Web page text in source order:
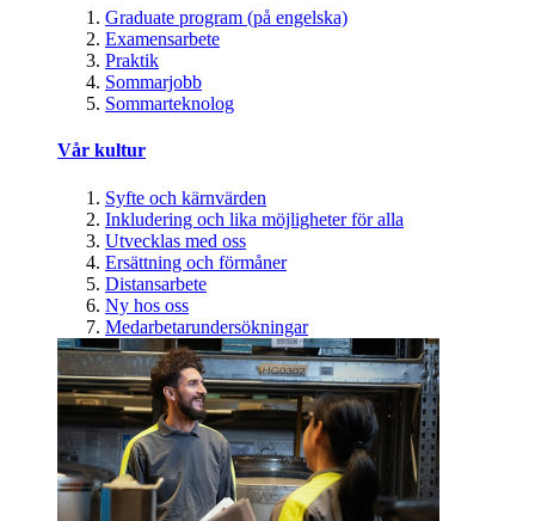
Graduate program (på engelska)
Examensarbete
Praktik
Sommarjobb
Sommarteknolog
Vår kultur
Syfte och kärnvärden
Inkludering och lika möjligheter för alla
Utvecklas med oss
Ersättning och förmåner
Distansarbete
Ny hos oss
Medarbetarundersökningar